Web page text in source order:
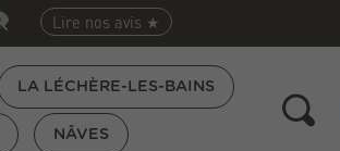
Lire nos avis ★
LA LÉCHÈRE-LES-BAINS
NÂVES